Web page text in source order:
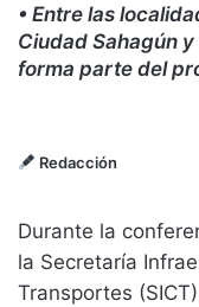
• Entre las
Ciudad Sahagún
forma parte del
Redacción
Durante la
la Secretaría
Transportes